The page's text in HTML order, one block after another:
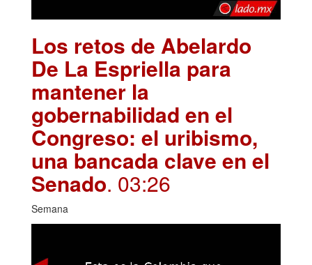
Los retos de Abelardo
De La Espriella para
mantener la
gobernabilidad en el
Congreso: el uribismo,
una bancada clave en el
Senado. 03:26
Semana